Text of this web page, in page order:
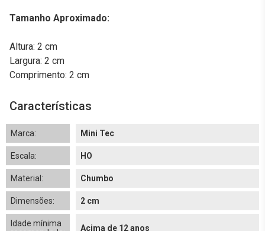
Tamanho Aproximado:
Altura: 2 cm
Largura: 2 cm
Comprimento: 2 cm
Características
Marca: Mini Tec
Escala: HO
Material: Chumbo
Dimensões: 2 cm
Idade mínima
Acima de 12 anos